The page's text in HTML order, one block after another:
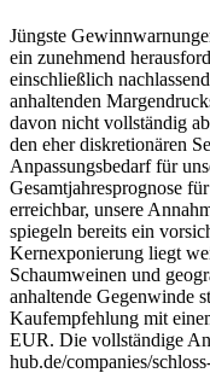
Jüngste
ein zunehmend
einschließlich
anhaltenden
davon nicht vollständig
den eher diskretionären
Anpassungsbedarf für
Gesamtjahresprognose
erreichbar, unsere
spiegeln bereits ein
Kernexponierung liegt
Schaumweinen und
anhaltende Gegenwinde
Kaufempfehlung mit
EUR. Die vollständige
hub.de/companies/